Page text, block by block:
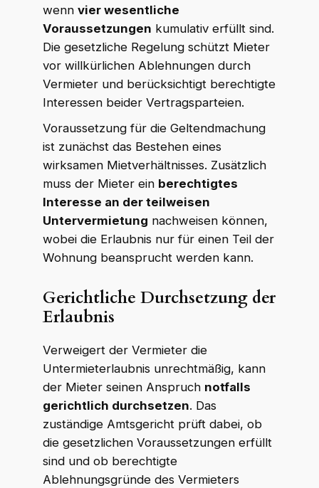
wenn vier wesentliche
Voraussetzungen kumulativ erfüllt sind.
Die gesetzliche Regelung schützt Mieter
vor willkürlichen Ablehnungen durch
Vermieter und berücksichtigt berechtigte
Interessen beider Vertragsparteien.
Voraussetzung für die Geltendmachung
ist zunächst das Bestehen eines
wirksamen Mietverhältnisses. Zusätzlich
muss der Mieter ein berechtigtes
Interesse an der teilweisen
Untervermietung nachweisen können,
wobei die Erlaubnis nur für einen Teil der
Wohnung beansprucht werden kann.
Gerichtliche Durchsetzung der
Erlaubnis
Verweigert der Vermieter die
Untermieterlaubnis unrechtmäßig, kann
der Mieter seinen Anspruch notfalls
gerichtlich durchsetzen. Das
zuständige Amtsgericht prüft dabei, ob
die gesetzlichen Voraussetzungen erfüllt
sind und ob berechtigte
Ablehnungsgründe des Vermieters